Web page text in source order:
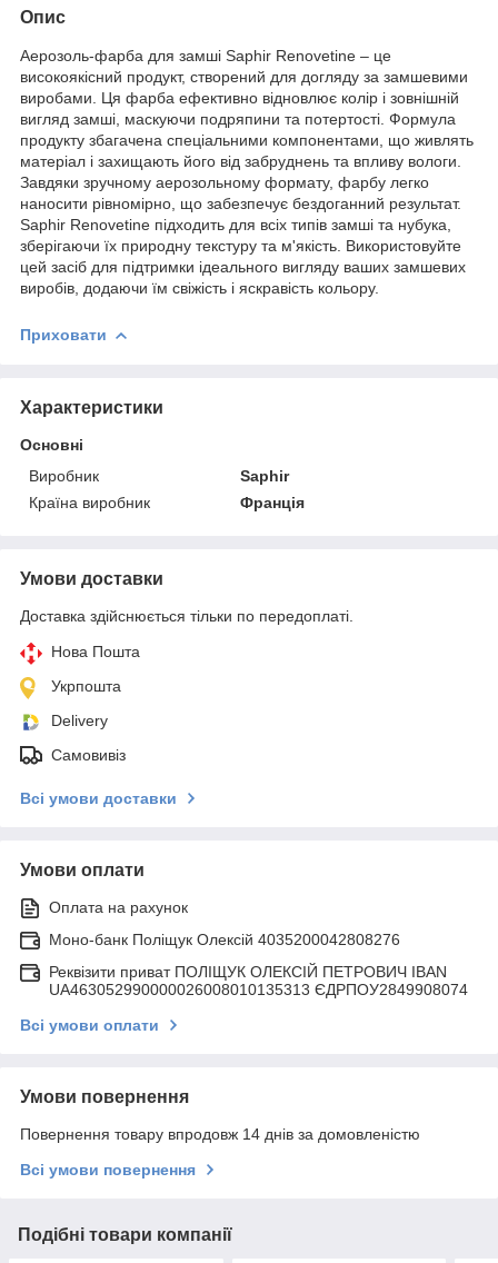
Опис
Аерозоль-фарба для замші Saphir Renovetine – це
високоякісний продукт, створений для догляду за замшевими
виробами. Ця фарба ефективно відновлює колір і зовнішній
вигляд замші, маскуючи подряпини та потертості. Формула
продукту збагачена спеціальними компонентами, що живлять
матеріал і захищають його від забруднень та впливу вологи.
Завдяки зручному аерозольному формату, фарбу легко
наносити рівномірно, що забезпечує бездоганний результат.
Saphir Renovetine підходить для всіх типів замші та нубука,
зберігаючи їх природну текстуру та м'якість. Використовуйте
цей засіб для підтримки ідеального вигляду ваших замшевих
виробів, додаючи їм свіжість і яскравість кольору.
Приховати
Характеристики
Основні
Виробник
Saphir
Країна виробник
Франція
Умови доставки
Доставка здійснюється тільки по передоплаті.
Нова Пошта
Укрпошта
Delivery
Самовивіз
Всі умови доставки
Умови оплати
Оплата на рахунок
Моно-банк Поліщук Олексій 4035200042808276
Реквізити приват ПОЛІЩУК ОЛЕКСІЙ ПЕТРОВИЧ IBAN
UA463052990000026008010135313 ЄДРПОУ2849908074
Всі умови оплати
Умови повернення
Повернення товару впродовж 14 днів за домовленістю
Всі умови повернення
Подібні товари компанії